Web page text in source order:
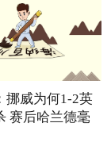
挪威为何1-2英
赛后哈兰德毫